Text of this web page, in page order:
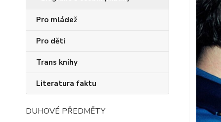
Pro mládež
Pro děti
Trans knihy
Literatura faktu
DUHOVÉ PŘEDMĚTY